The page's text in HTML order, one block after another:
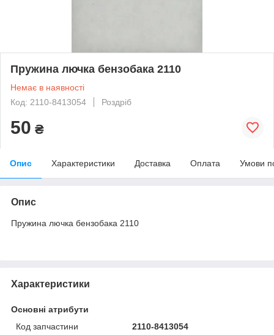
Пружина лючка бензобака 2110
Немає в наявності
Код: 2110-8413054
Роздріб
50 ₴
Опис Характеристики Доставка Оплата Умови
Опис
Пружина лючка бензобака 2110
Характеристики
Основні атрибути
Код запчастини
2110-8413054